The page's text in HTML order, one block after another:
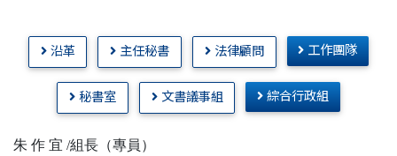
沿革 主任秘書 法律顧問 工作團隊
秘書室 文書議事組 綜合行政組
朱 作 宜 /組長（專員）